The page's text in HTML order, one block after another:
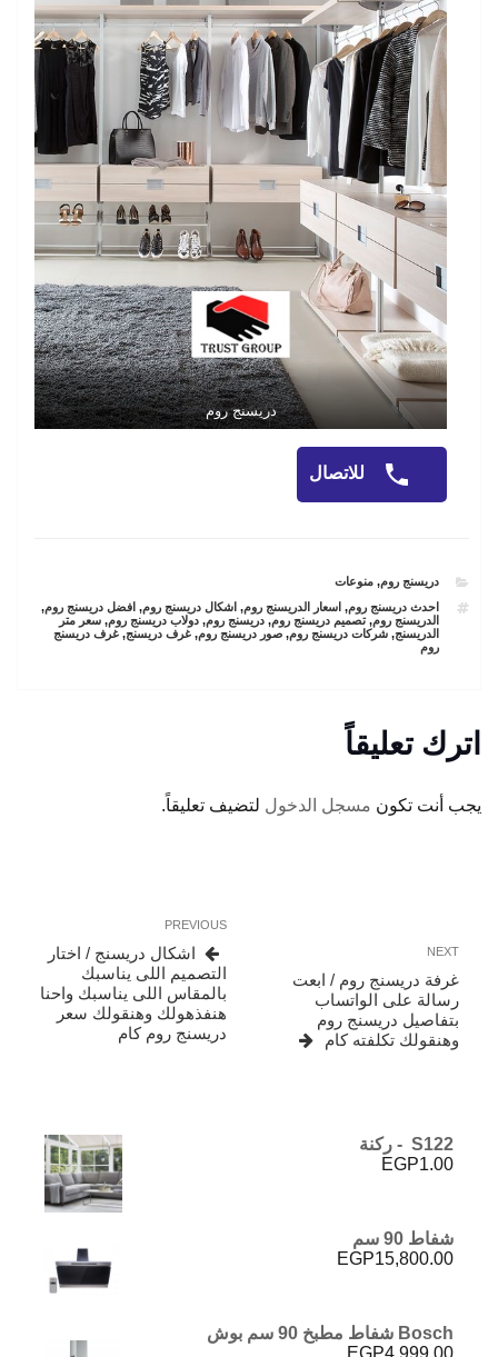
دريسنج روم
للاتصال
CATEGORIES
دريسنج روم,منوعات
TAGS
احدث دريسنج روم, اسعار الدريسنج روم, اشكال دريسنج روم, افضل دريسنج روم,
الدريسنج روم,تصميم دريسنج روم,دريسنج روم,دولاب دريسنج روم,سعر متر
الدريسنج,شركات دريسنج روم,صور دريسنج روم,غرف دريسنج,غرف دريسنج
روم
اترك تعليقاً
يجب أنت تكون مسجل الدخول لتضيف تعليقاً.
المقالات
Previous
Post
PREVIOUS
اشكال دريسنج / اختار
التصميم اللى يناسبك
بالمقاس اللى يناسبك واحنا
هنفذهولك وهنقولك سعر
دريسنج روم كام
Next
Post
NEXT
غرفة دريسنج روم / ابعت
رسالة على الواتساب
بتفاصيل دريسنج روم
وهنقولك تكلفته كام
S122 - ركنة
EGP1.00
شفاط 90 سم
EGP15,800.00
Bosch شفاط مطبخ 90 سم بوش